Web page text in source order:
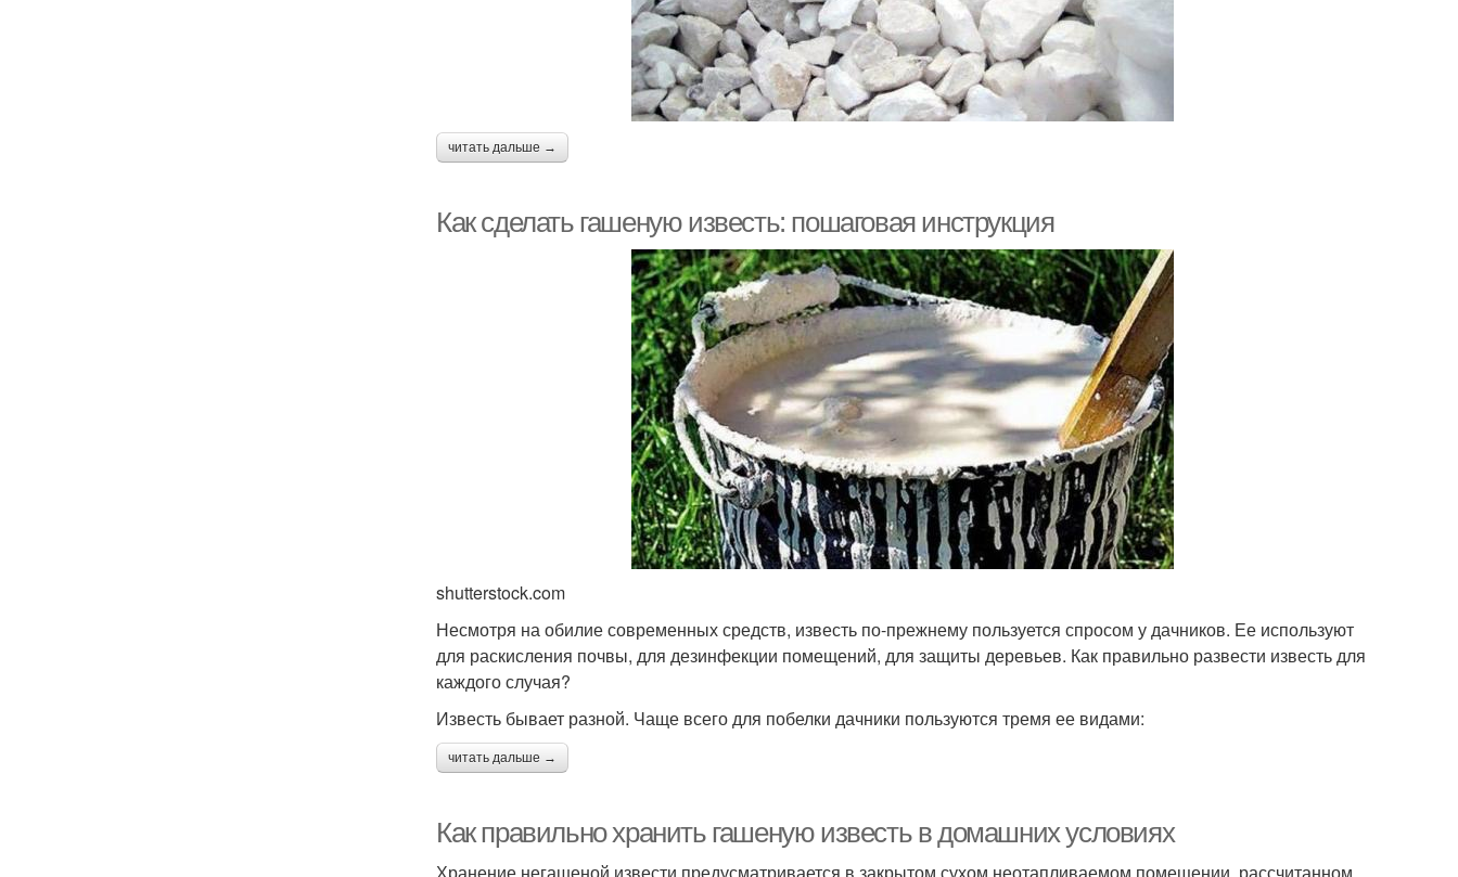
читать дальше →
Как сделать гашеную известь: пошаговая инструкция
shutterstock.com
Несмотря на обилие современных средств, известь по-прежнему пользуется спросом у дачников. Ее используют
для раскисления почвы, для дезинфекции помещений, для защиты деревьев. Как правильно развести известь для
каждого случая?
Известь бывает разной. Чаще всего для побелки дачники пользуются тремя ее видами:
читать дальше →
Как правильно хранить гашеную известь в домашних условиях